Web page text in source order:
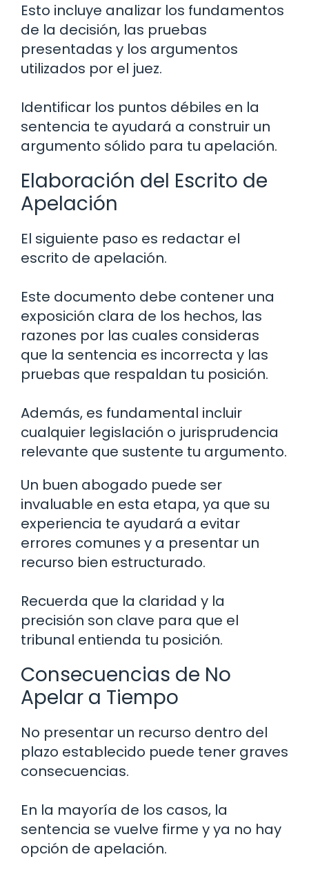
Esto incluye analizar los fundamentos
de la decisión, las pruebas
presentadas y los argumentos
utilizados por el juez.
Identificar los puntos débiles en la
sentencia te ayudará a construir un
argumento sólido para tu apelación.
Elaboración del Escrito de
Apelación
El siguiente paso es redactar el
escrito de apelación.
Este documento debe contener una
exposición clara de los hechos, las
razones por las cuales consideras
que la sentencia es incorrecta y las
pruebas que respaldan tu posición.
Además, es fundamental incluir
cualquier legislación o jurisprudencia
relevante que sustente tu argumento.
Un buen abogado puede ser
invaluable en esta etapa, ya que su
experiencia te ayudará a evitar
errores comunes y a presentar un
recurso bien estructurado.
Recuerda que la claridad y la
precisión son clave para que el
tribunal entienda tu posición.
Consecuencias de No
Apelar a Tiempo
No presentar un recurso dentro del
plazo establecido puede tener graves
consecuencias.
En la mayoría de los casos, la
sentencia se vuelve firme y ya no hay
opción de apelación.